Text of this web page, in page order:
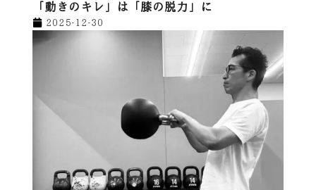
「動きのキレ」は「膝の脱力」に
2025-12-30